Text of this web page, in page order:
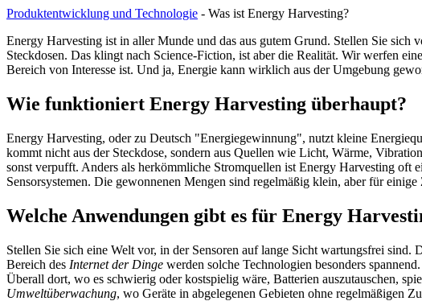
Produktentwicklung und Technologie - Was ist Energy Harvesting?
Energy Harvesting ist in aller Munde und das aus gutem Grund. Stellen Sie sich
Steckdosen. Das klingt nach Science-Fiction, ist aber die Realität. Wir werfen
Bereich von Interesse ist. Und ja, Energie kann wirklich aus der Umgebung
Wie funktioniert Energy Harvesting überhaupt?
Energy Harvesting, oder zu Deutsch "Energiegewinnung", nutzt kleine
kommt nicht aus der Steckdose, sondern aus Quellen wie Licht, Wärme,
sonst verpufft. Anders als herkömmliche Stromquellen ist Energy Harvesting oft
Sensorsystemen. Die gewonnenen Mengen sind regelmäßig klein, aber für
Welche Anwendungen gibt es für Energy
Stellen Sie sich eine Welt vor, in der Sensoren auf lange Sicht wartungsfrei
Bereich des Internet der Dinge werden solche Technologien besonders
Überall dort, wo es schwierig oder kostspielig wäre, Batterien auszutauschen,
Umweltüberwachung, wo Geräte in abgelegenen Gebieten ohne regelmäßigen